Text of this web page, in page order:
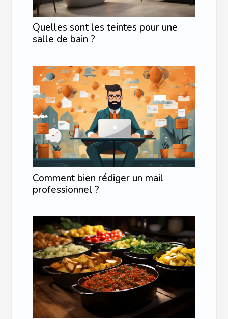
Quelles sont les teintes pour une
salle de bain ?
Comment bien rédiger un mail
professionnel ?